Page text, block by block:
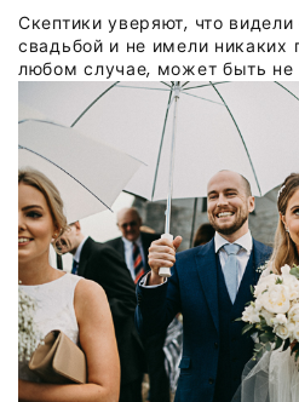
Скептики уверяют, что
свадьбой и не имели никаких
любом случае, может быть не